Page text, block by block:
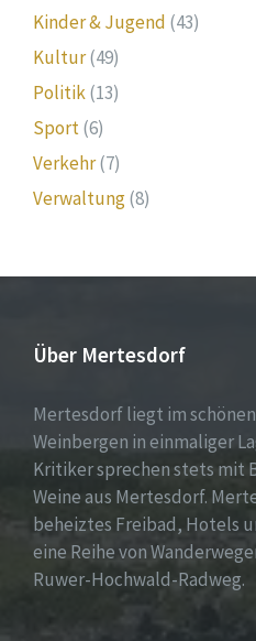
Kinder & Jugend (43)
Kultur(49)
Politik(13)
Sport(6)
Verkehr(7)
Verwaltung(8)
Über Mertesdorf
Mertesdorf liegt im
Weinbergen in einmaliger
Kritiker sprechen stets mit
Weine aus Mertesdorf.
beheiztes Freibad, Hotels
eine Reihe von
Ruwer-Hochwald-Radweg.